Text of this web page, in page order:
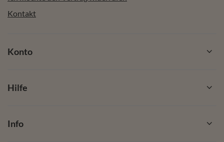
Kontakt
Konto
Hilfe
Info